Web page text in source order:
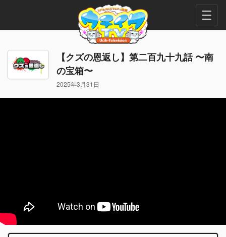
【クズの恩返し】第二百九十九話 〜南
の宝箱〜
2025年3月31日